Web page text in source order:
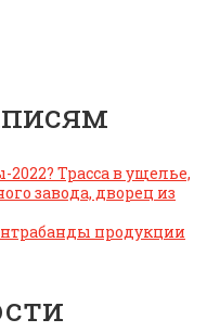
Трасса в ущелье,
завода, дворец из
продукции